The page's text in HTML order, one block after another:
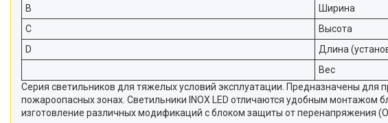
B
Ширина
C
Высота
D
Длина
Вес
Серия светильников для тяжелых условий эксплуатации. Предназначены
пожароопасных зонах. Светильники INOX LED отличаются удобным монтажом
изготовление различных модификаций с блоком защиты от перенапряжения